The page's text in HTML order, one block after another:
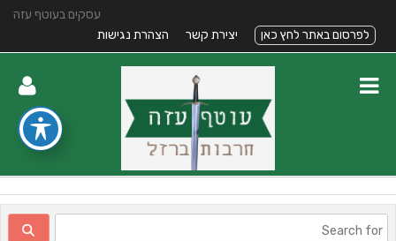
עסקים בעוטף עזה
לפרסום באתר לחץ כאן
יצירת קשר הצהרת נגישות